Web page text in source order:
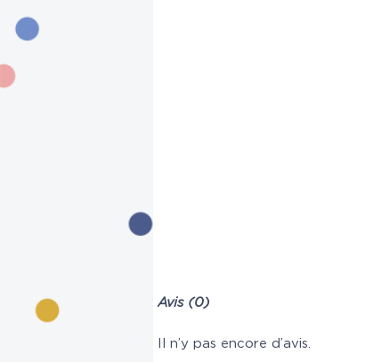
Avis (0)
Il n’y pas encore d’avis.